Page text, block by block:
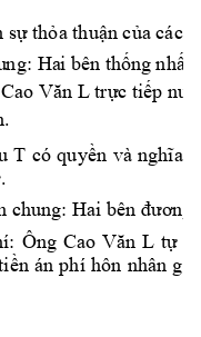
sự thỏa thuận của các
ng: Hai bên thống nhấ
ao Văn L trực tiếp
T có quyền và nghĩa
.
chung: Hai bên đương
Ông Cao Văn L tự
ền án phí hôn nhân